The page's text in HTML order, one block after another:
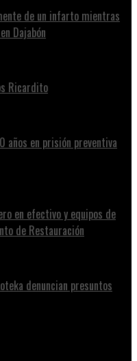
de un infarto mientras
Dajabón
Ricardito
años en prisión preventiva
en efectivo y equipos de
de Restauración
denuncian presuntos